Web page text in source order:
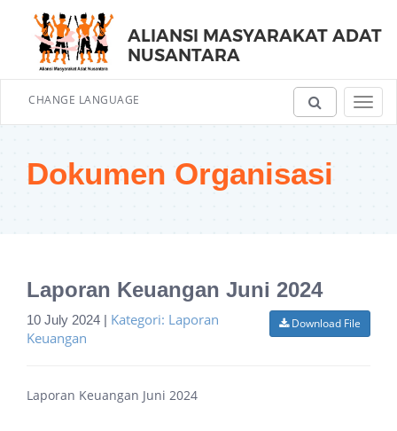
ALIANSI MASYARAKAT ADAT
NUSANTARA
CHANGE LANGUAGE
Dokumen Organisasi
Laporan Keuangan Juni 2024
Download File
10 July 2024 | Kategori: Laporan
Keuangan
Laporan Keuangan Juni 2024